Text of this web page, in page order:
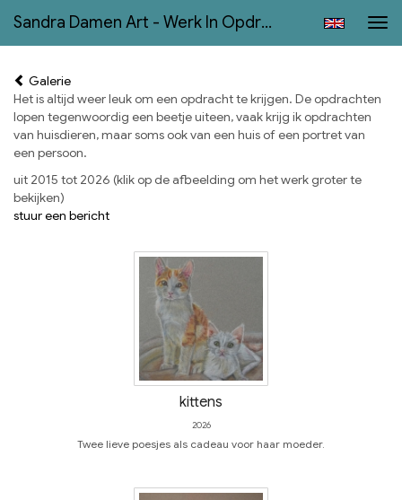
Sandra Damen Art - Werk In Opdracht
Galerie
Het is altijd weer leuk om een opdracht te krijgen. De opdrachten
lopen tegenwoordig een beetje uiteen, vaak krijg ik opdrachten
van huisdieren, maar soms ook van een huis of een portret van
een persoon.
uit 2015 tot 2026 (klik op de afbeelding om het werk groter te
bekijken)
stuur een bericht
kittens
2026
Twee lieve poesjes als cadeau voor haar moeder.